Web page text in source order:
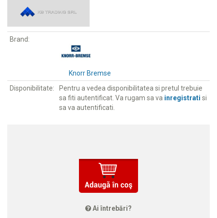
Brand:
Knorr Bremse
Disponibilitate:
Pentru a vedea disponibilitatea si pretul trebuie
sa fiti autentificat. Va rugam sa va inregistrati si
sa va autentificati.
Ai întrebări?